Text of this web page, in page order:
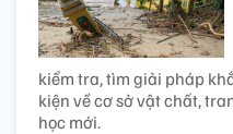
kiểm tra, tìm giải pháp
kiện về cơ sở vật chất,
học mới.